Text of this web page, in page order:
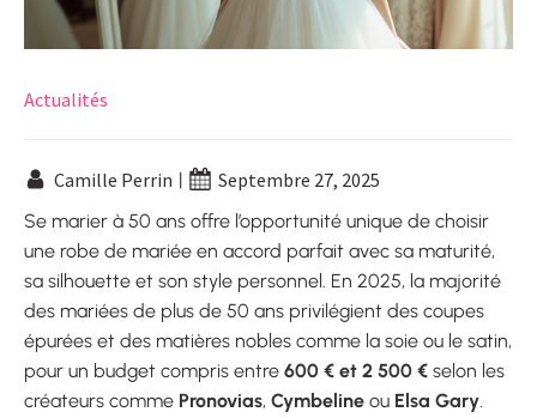
Actualités
Camille Perrin | Septembre 27, 2025
Se marier à 50 ans offre l’opportunité unique de choisir
une robe de mariée en accord parfait avec sa maturité,
sa silhouette et son style personnel. En 2025, la majorité
des mariées de plus de 50 ans privilégient des coupes
épurées et des matières nobles comme la soie ou le satin,
pour un budget compris entre 600 € et 2 500 € selon les
créateurs comme Pronovias, Cymbeline ou Elsa Gary.